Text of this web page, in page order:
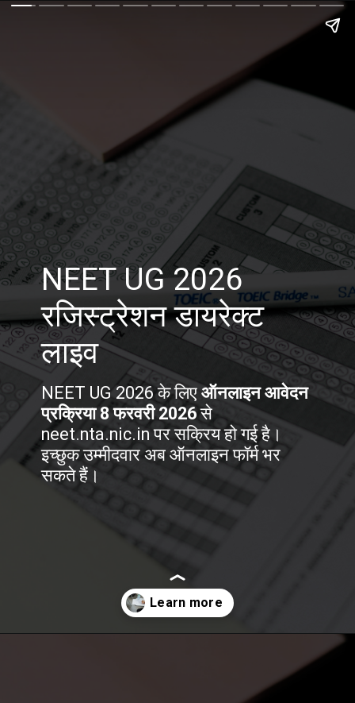
NEET UG 2026
रजिस्ट्रेशन डायरेक्ट
लाइव
NEET UG 2026 के लिएऑनलाइन आवेदन
प्रक्रिया 8 फरवरी 2026से
neet.nta.nic.in पर सक्रिय हो गई है।
इच्छुक उम्मीदवार अब ऑनलाइन फॉर्म भर
सकते हैं।